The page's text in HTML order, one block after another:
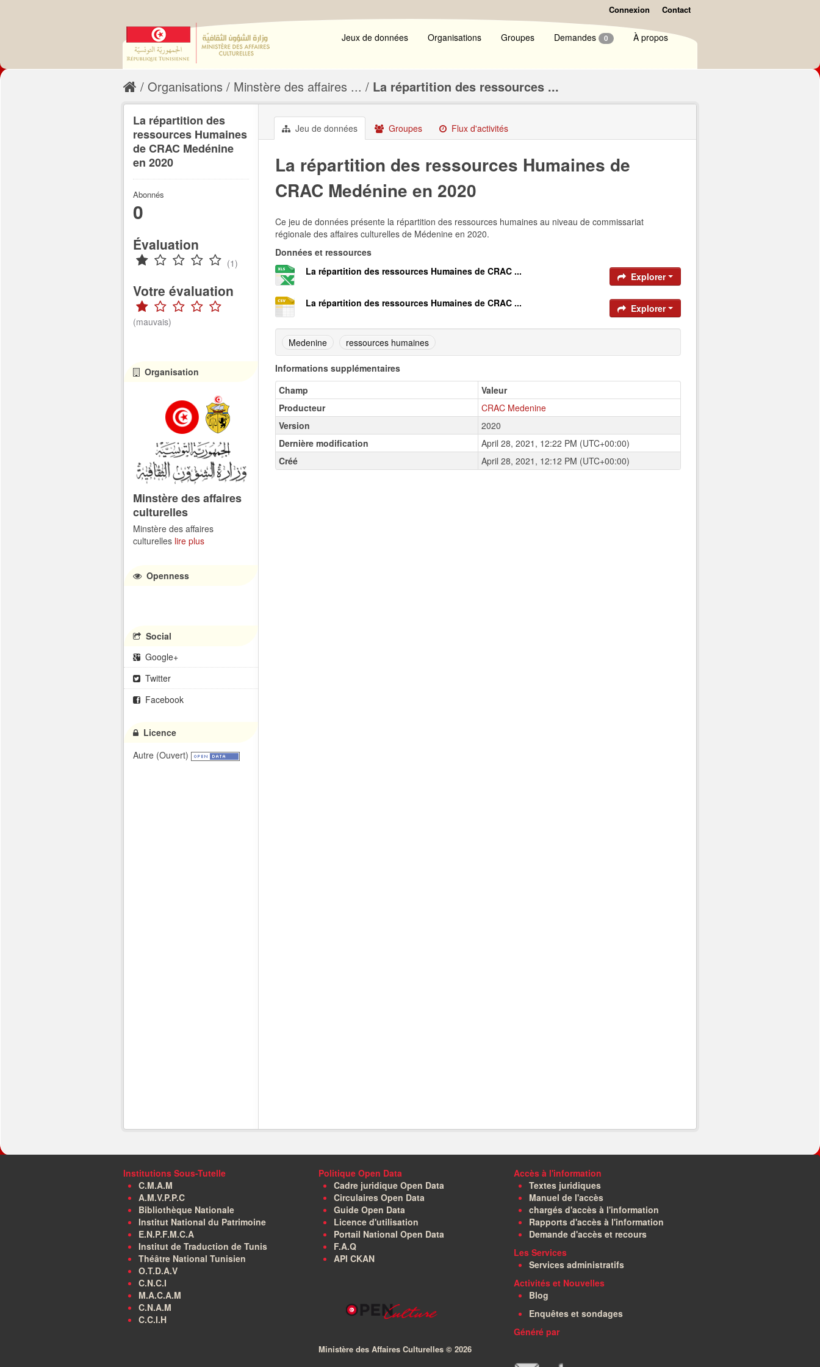
Connexion Contact
Jeux de données Organisations Groupes Demandes 0 À propos
Organisations Minstère des affaires ... La répartition des ressources ...
Jeu de données Groupes Flux d'activités
La répartition des ressources Humaines de
CRAC Medénine en 2020
Ce jeu de données présente la répartition des ressources humaines au niveau de commissariat
régionale des affaires culturelles de Médenine en 2020.
Données et ressources
La répartition des ressources Humaines de CRAC ...
Explorer
La répartition des ressources Humaines de CRAC ... Explorer
Medenine ressources humaines
Informations supplémentaires
Champ
Valeur
Producteur
CRAC Medenine
Version
2020
Dernière modification
April 28, 2021, 12:22 PM (UTC+00:00)
Créé
April 28, 2021, 12:12 PM (UTC+00:00)
La répartition des
ressources Humaines
de CRAC Medénine
en 2020
Abonnés
0
Évaluation
(1)
Votre évaluation
(mauvais)
Organisation
Minstère des affaires
culturelles
Minstère des affaires
culturelles lire plus
Openness
Social
Google+
Twitter
Facebook
Licence
Autre (Ouvert)
Institutions Sous-Tutelle
C.M.A.M
A.M.V.P.P.C
Bibliothèque Nationale
Institut National du Patrimoine
E.N.P.F.M.C.A
Institut de Traduction de Tunis
Théâtre National Tunisien
O.T.D.A.V
C.N.C.I
M.A.C.A.M
C.N.A.M
C.C.I.H
Politique Open Data
Cadre juridique Open Data
Circulaires Open Data
Guide Open Data
Licence d'utilisation
Portail National Open Data
F.A.Q
API CKAN
Ministère des Affaires Culturelles © 2026
Accès à l'information
Textes juridiques
Manuel de l'accès
chargés d'accès à l'information
Rapports d'accès à l'information
Demande d'accès et recours
Les Services
Services administratifs
Activités et Nouvelles
Blog
Enquêtes et sondages
Généré par